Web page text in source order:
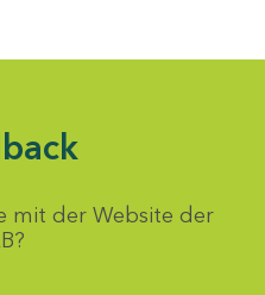
mit der Website der